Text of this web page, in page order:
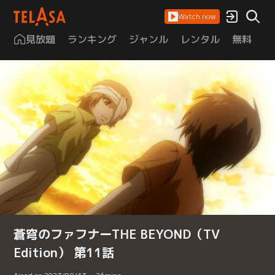
Watch now
見放題 ランキング ジャンル レンタル 無料
蒼穹のファフナーTHE BEYOND（TV
Edition） 第11話